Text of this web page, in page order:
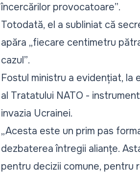
încercărilor provocatoare”.
Totodată, el a subliniat că
apăra „fiecare centimetru
cazul”.
Fostul ministru a evidențiat, la
al Tratatului NATO -
invazia Ucrainei.
„Acesta este un prim pas
dezbaterea întregii alianțe.
pentru decizii comune, pentru